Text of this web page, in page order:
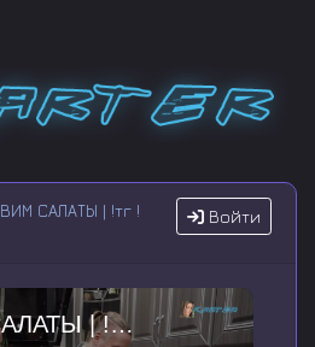
Войти
САЛАТЫ | !тг !
ГОТОВИМ САЛАТЫ | !тг !бусти !завод